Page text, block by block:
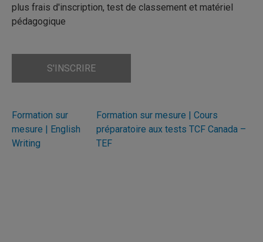
plus frais d'inscription, test de classement et matériel
pédagogique
S'INSCRIRE
Formation sur
mesure | English
Writing
Formation sur mesure | Cours
préparatoire aux tests TCF Canada –
TEF